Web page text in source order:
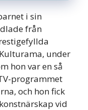
i sin
från
under
hon var en så
programmet
och hon fick
vid